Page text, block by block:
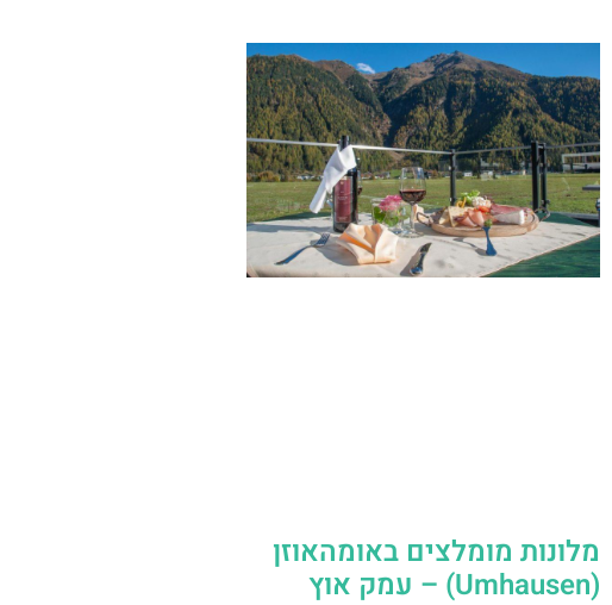
מלונות מומלצים באומהאוזן
(Umhausen) – עמק אוץ